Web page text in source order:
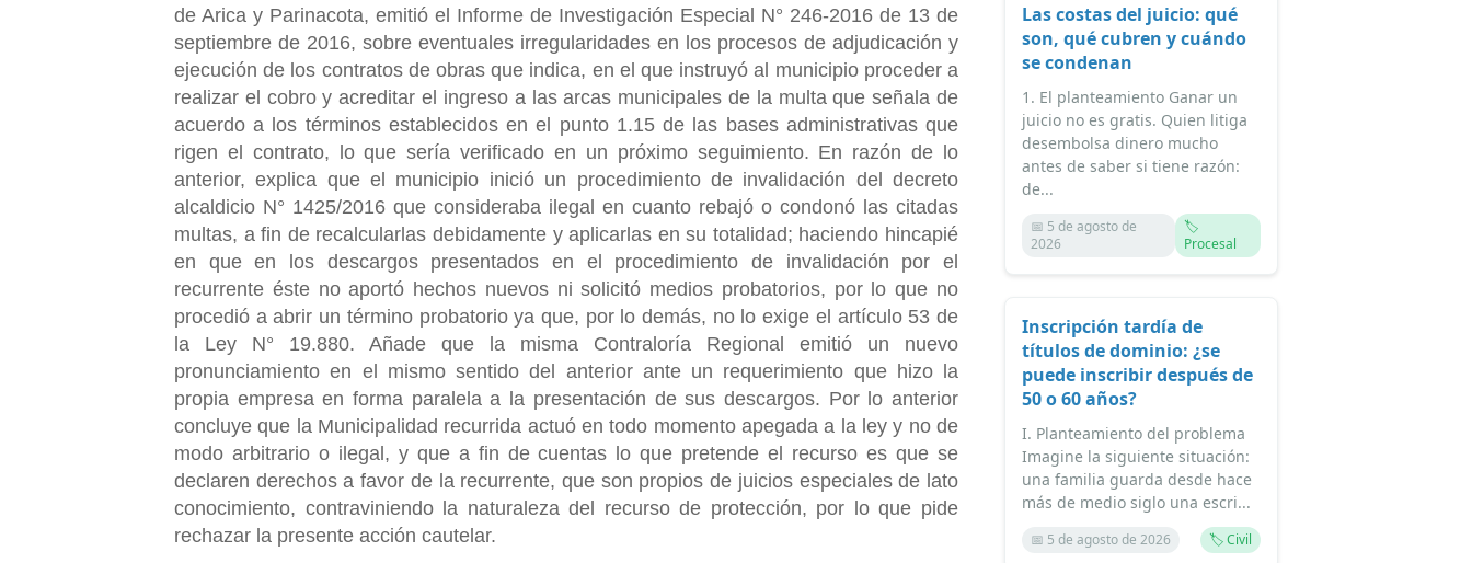
de Arica y Parinacota, emitió el Informe de Investigación Especial N° 246-2016 de 13 de
septiembre de 2016, sobre eventuales irregularidades en los procesos de adjudicación y
ejecución de los contratos de obras que indica, en el que instruyó al municipio proceder a
realizar el cobro y acreditar el ingreso a las arcas municipales de la multa que señala de
acuerdo a los términos establecidos en el punto 1.15 de las bases administrativas que
rigen el contrato, lo que sería verificado en un próximo seguimiento. En razón de lo
anterior, explica que el municipio inició un procedimiento de invalidación del decreto
alcaldicio N° 1425/2016 que consideraba ilegal en cuanto rebajó o condonó las citadas
multas, a fin de recalcularlas debidamente y aplicarlas en su totalidad; haciendo hincapié
en que en los descargos presentados en el procedimiento de invalidación por el
recurrente éste no aportó hechos nuevos ni solicitó medios probatorios, por lo que no
procedió a abrir un término probatorio ya que, por lo demás, no lo exige el artículo 53 de
la Ley N° 19.880. Añade que la misma Contraloría Regional emitió un nuevo
pronunciamiento en el mismo sentido del anterior ante un requerimiento que hizo la
propia empresa en forma paralela a la presentación de sus descargos. Por lo anterior
concluye que la Municipalidad recurrida actuó en todo momento apegada a la ley y no de
modo arbitrario o ilegal, y que a fin de cuentas lo que pretende el recurso es que se
declaren derechos a favor de la recurrente, que son propios de juicios especiales de lato
conocimiento, contraviniendo la naturaleza del recurso de protección, por lo que pide
rechazar la presente acción cautelar.
Las costas del juicio: qué
son, qué cubren y cuándo
se condenan
1. El planteamiento Ganar un
juicio no es gratis. Quien litiga
desembolsa dinero mucho
antes de saber si tiene razón:
de...
📅 5 de agosto de
2026
🏷️
Procesal
Inscripción tardía de
títulos de dominio: ¿se
puede inscribir después de
50 o 60 años?
I. Planteamiento del problema
Imagine la siguiente situación:
una familia guarda desde hace
más de medio siglo una escri...
📅 5 de agosto de 2026 🏷️ Civil